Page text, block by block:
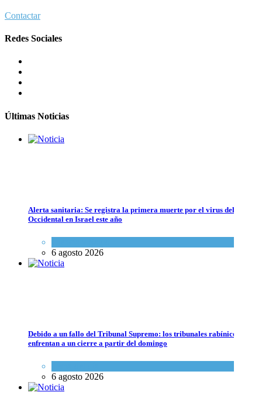
Contactar
Redes Sociales
Últimas Noticias
Alerta sanitaria: Se registra la primera muerte por el virus del Nilo
Occidental en Israel este año
6 agosto 2026
Debido a un fallo del Tribunal Supremo: los tribunales rabínicos se
enfrentan a un cierre a partir del domingo
6 agosto 2026